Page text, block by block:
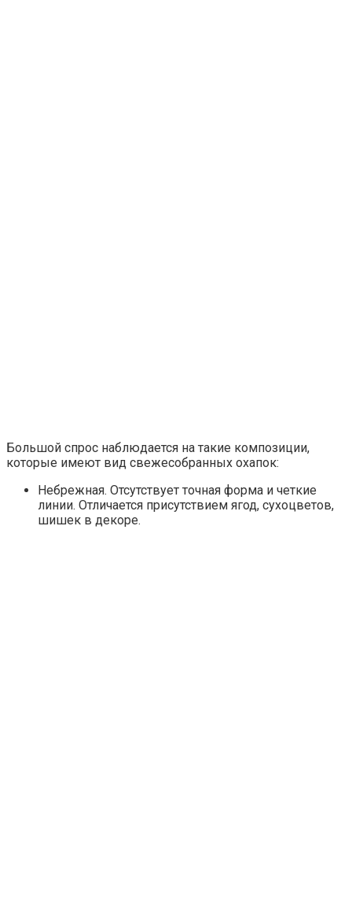
Большой спрос наблюдается на такие композиции,
которые имеют вид свежесобранных охапок:
Небрежная. Отсутствует точная форма и четкие
линии. Отличается присутствием ягод, сухоцветов,
шишек в декоре.